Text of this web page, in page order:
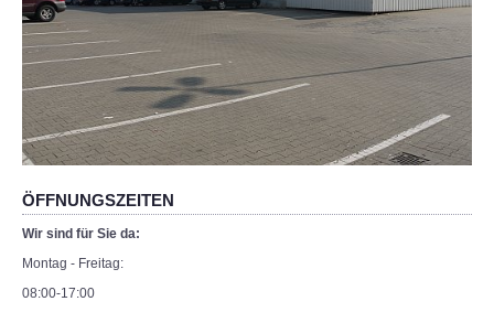
ÖFFNUNGSZEITEN
Wir sind für Sie da:
Montag - Freitag:
08:00-17:00